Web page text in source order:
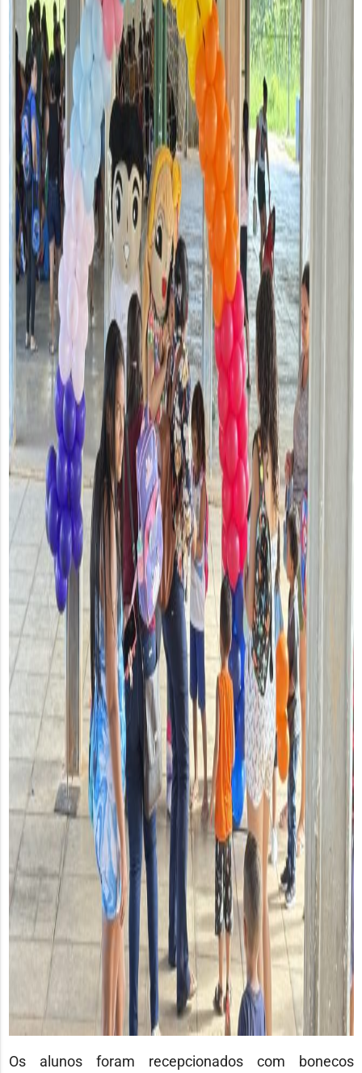
Os alunos foram recepcionados com bonecos